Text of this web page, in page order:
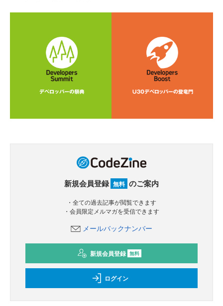
新規会員登録 無料 のご案内
・全ての過去記事が閲覧できます
・会員限定メルマガを受信できます
メールバックナンバー
新規会員登録 無料
ログイン